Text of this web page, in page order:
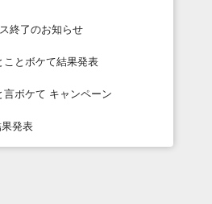
終了のお知らせ
ことボケて結果発表
ボケて キャンペーン
発表